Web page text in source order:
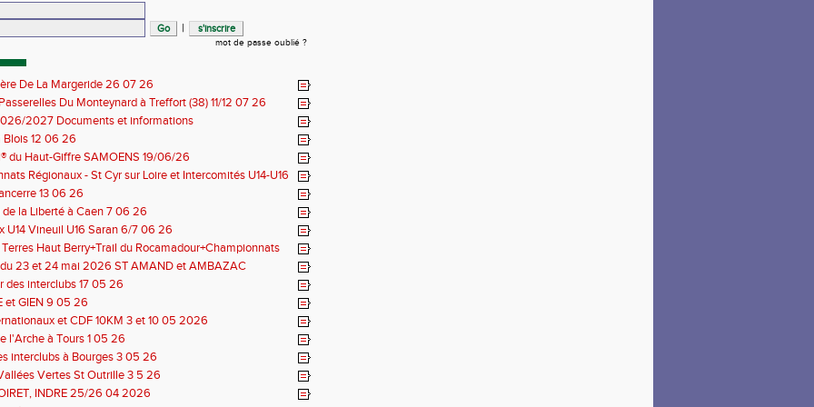
|
mot de passe oublié ?
De La Margeride 26 07 26
Du Monteynard à Treffort (38) 11/12 07 26
2027 Documents et informations
Blois 12 06 26
du Haut-Giffre SAMOENS 19/06/26
Régionaux - St Cyr sur Loire et Intercomités U14-U16
06 2613 06 26
la Liberté à Caen 7 06 26
U14 Vineuil U16 Saran 6/7 06 26
Haut Berry+Trail du Rocamadour+Championnats
31 05 2026
23 et 24 mai 2026 ST AMAND et AMBAZAC
des interclubs 17 05 26
et GIEN 9 05 26
et CDF 10KM 3 et 10 05 2026
l'Arche à Tours 1 05 26
interclubs à Bourges 3 05 26
Vertes St Outrille 3 5 26
INDRE 25/26 04 2026